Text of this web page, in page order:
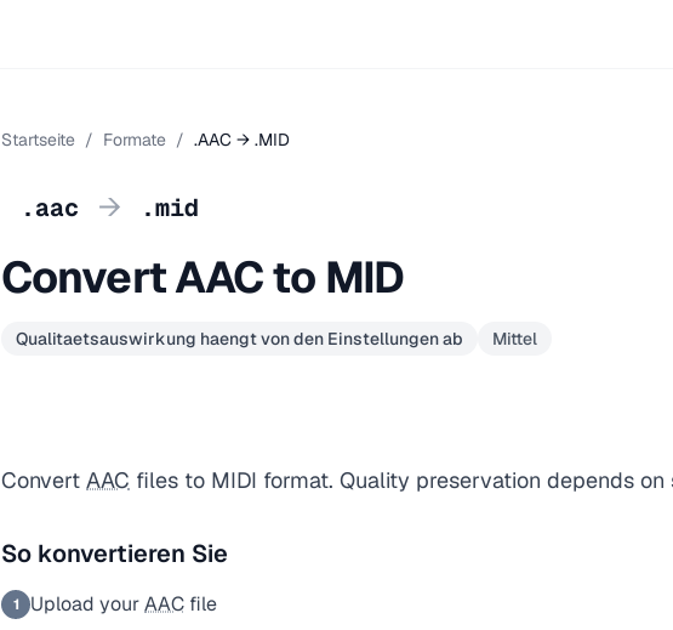
Startseite / Formate / .AAC → .MID
.aac → .mid
Convert AAC to MID
Qualitaetsauswirkung haengt von den Einstellungen ab Mittel
Convert AAC files to MIDI format. Quality preservation depends
So konvertieren Sie
1 Upload yourAAC file